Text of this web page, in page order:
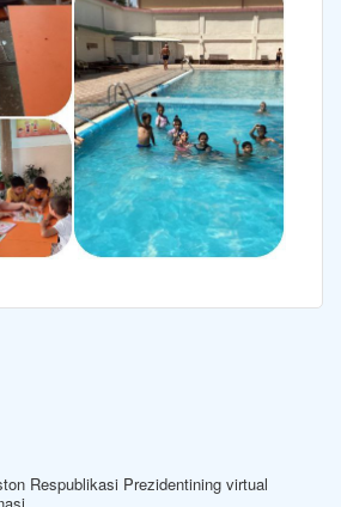
O‘zbekiston Respublikasi Hukumat Portali